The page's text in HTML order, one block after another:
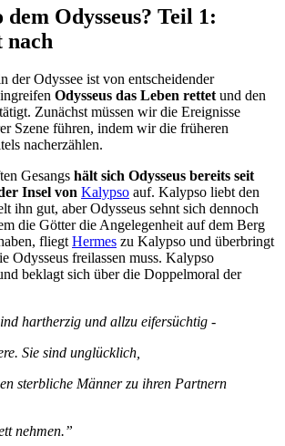
Odysseus? Teil 1:
nach
der Odyssee ist von entscheidender
Odysseus das Leben rettetund den
Zunächst müssen wir die Ereignisse
Szene führen, indem wir die früheren
nacherzählen.
Gesangs hält sich Odysseus bereits seit
Insel von Kalypso auf. Kalypso liebt den
ihn gut, aber Odysseus sehnt sich dennoch
die Götter die Angelegenheit auf dem Berg
fliegtHermes zu Kalypso und überbringt
Odysseus freilassen muss. Kalypso
beklagt sich über die Doppelmoral der
hartherzig und allzu eifersüchtig -
Sie sind unglücklich,
sterbliche Männer zu ihren Partnern
nehmen.”